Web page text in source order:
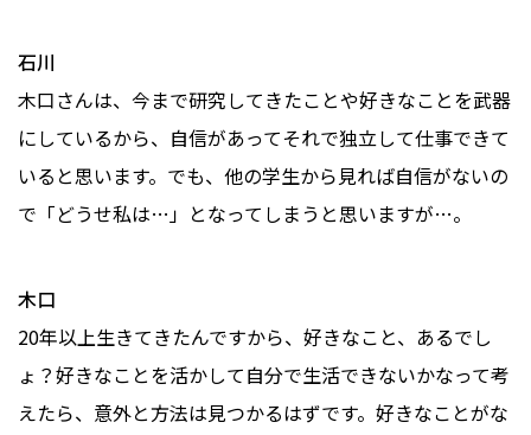
石川
木口さんは、今まで研究してきたことや好きなことを武器
にしているから、自信があってそれで独立して仕事できて
いると思います。でも、他の学生から見れば自信がないの
で「どうせ私は…」となってしまうと思いますが…。
木口
20年以上生きてきたんですから、好きなこと、あるでし
ょ？好きなことを活かして自分で生活できないかなって考
えたら、意外と方法は見つかるはずです。好きなことがな